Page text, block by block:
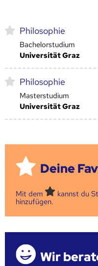
Philosophie
Bachelorstudium
Universität Graz
Philosophie
Masterstudium
Universität Graz
Deine
Mit dem
kannst du
hinzufügen.
Wir